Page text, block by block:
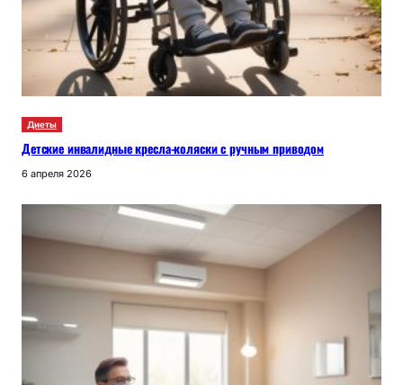
Диеты
Детские инвалидные кресла-коляски с ручным приводом
6 апреля 2026